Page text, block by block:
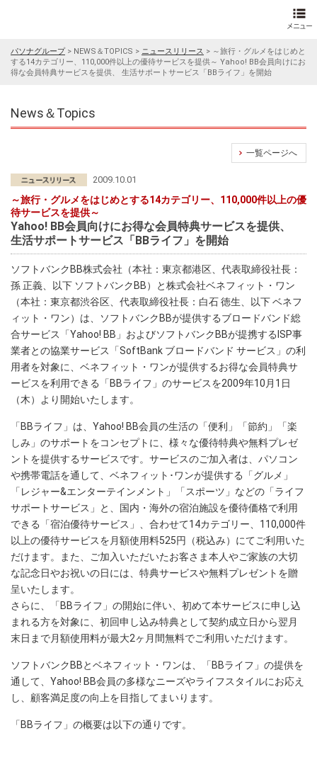
パソナグループ> NEWS＆TOPICS > ニュースリリース > ～旅行・グルメをはじめと
する14カテゴリー、110,000件以上の優待サービスを提供～ Yahoo! BB会員向けにお
得な会員特典サービスを提供、 生活サポートサービス「BBライフ」を開始
News＆Topics
一覧ページへ
2009.10.01
～旅行・グルメをはじめとする14カテゴリー、110,000件以上の優
待サービスを提供～
Yahoo! BB会員向けにお得な会員特典サービスを提供、
生活サポートサービス「BBライフ」を開始
ソフトバンクBB株式会社（本社：東京都港区、代表取締役社長：
孫 正義、以下 ソフトバンクBB）と株式会社ベネフィット・ワン
（本社：東京都渋谷区、代表取締役社長：白石 徳生、以下 ベネフ
ィット・ワン）は、ソフトバンクBBが提供するブロードバンド総
合サービス「Yahoo! BB」およびソフトバンクBBが提携するISP事
業者との協業サービス「SoftBank ブロードバンド サービス」の利
用者を対象に、ベネフィット・ワンが提供するお得な会員特典サ
ービスを利用できる「BBライフ」のサービスを2009年10月1日
（木）より開始いたします。
「BBライフ」は、Yahoo! BB会員の生活の「便利」「節約」「楽
しみ」のサポートをコンセプトに、様々な優待特典や無料プレゼ
ントを提供するサービスです。サービスのご加入者は、パソコン
や携帯電話を通して、ベネフィット･ワンが提供する「グルメ」
「レジャー&エンターテインメント」「スポーツ」などの「ライフ
サポートサービス」と、国内・海外の宿泊施設を優待価格で利用
できる「宿泊優待サービス」、合わせて14カテゴリー、110,000件
以上の優待サービスを月額使用料525円（税込み）にてご利用いた
だけます。また、ご加入いただいたお客さま本人やご家族の大切
な記念日やお祝いの日には、特典サービスや無料プレゼントを贈
呈いたします。
さらに、「BBライフ」の開始に伴い、初めて本サービスに申し込
まれる方を対象に、初回申し込み特典として契約成立日から翌月
末日まで月額使用料が最大2ヶ月間無料でご利用いただけます。
ソフトバンクBBとベネフィット・ワンは、「BBライフ」の提供を
通して、Yahoo! BB会員の多様なニーズやライフスタイルにお応え
し、顧客満足度の向上を目指してまいります。
「BBライフ」の概要は以下の通りです。